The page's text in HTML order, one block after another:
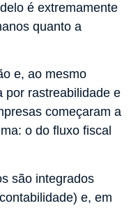
é extremamente
quanto a
e, ao mesmo
por rastreabilidade e
começaram a
o do fluxo fiscal
são integrados
e, em